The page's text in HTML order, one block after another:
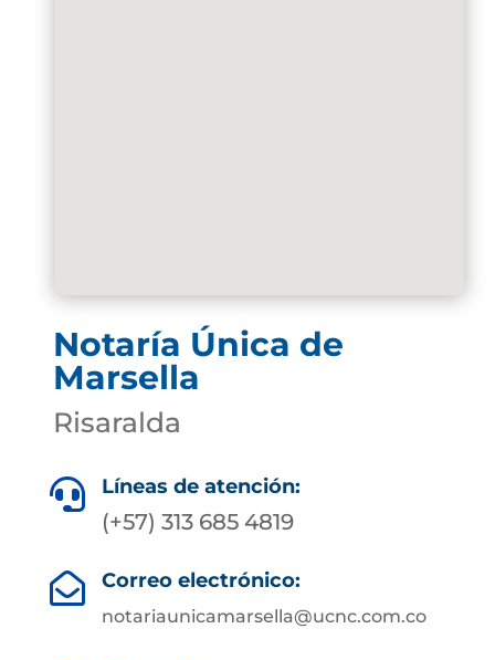
Notaría Única de
Marsella
Risaralda
 Líneas de atención:
(+57) 313 685 4819
 Correo electrónico:
notariaunicamarsella@ucnc.com.co